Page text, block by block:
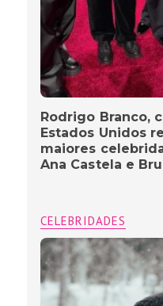
Rodrigo Branco,
Estados Unidos
maiores
Ana Castela e
CELEBRIDADES